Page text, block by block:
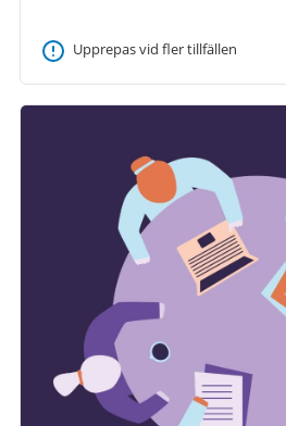
Upprepas vid fler tillfällen